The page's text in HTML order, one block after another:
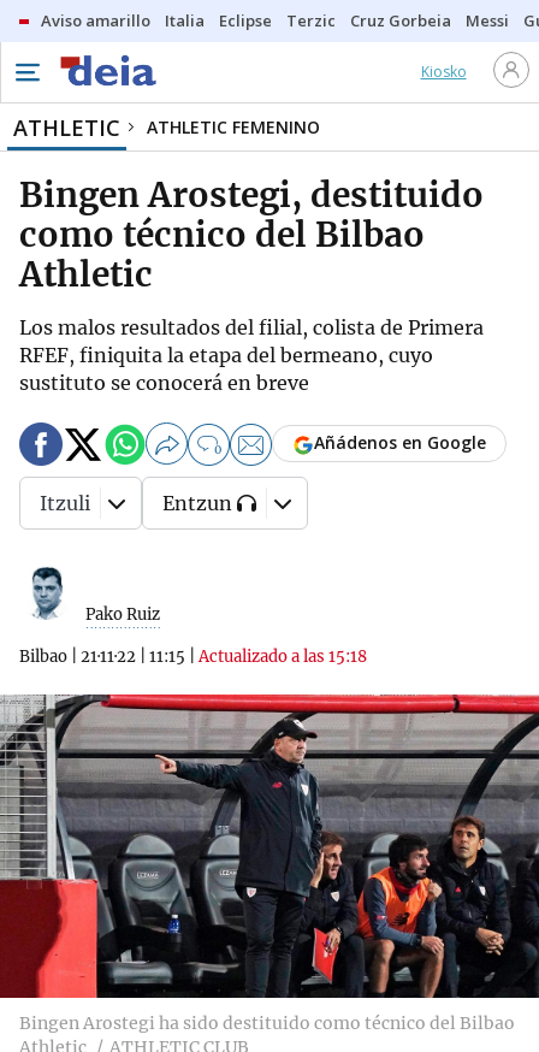
Aviso amarillo Italia Eclipse Terzic Cruz Gorbeia Messi
Kiosko
ATHLETIC ATHLETIC FEMENINO
Bingen Arostegi, destituido
como técnico del Bilbao
Athletic
Los malos resultados del filial, colista de Primera
RFEF, finiquita la etapa del bermeano, cuyo
sustituto se conocerá en breve
Pako Ruiz
Bilbao 21·11·22 11:15 |Actualizado a las 15:18
0 Añádenos en Google
Itzuli Entzun
Bingen Arostegi ha sido destituido como técnico del Bilbao